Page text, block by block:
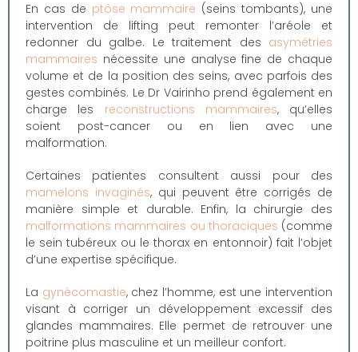
En cas de ptôse mammaire (seins tombants), une
intervention de lifting peut remonter l’aréole et
redonner du galbe. Le traitement des asymétries
mammaires nécessite une analyse fine de chaque
volume et de la position des seins, avec parfois des
gestes combinés. Le Dr Vairinho prend également en
charge les reconstructions mammaires, qu’elles
soient post-cancer ou en lien avec une
malformation.
Certaines patientes consultent aussi pour des
mamelons invaginés, qui peuvent être corrigés de
manière simple et durable. Enfin, la chirurgie des
malformations mammaires ou thoraciques (comme
le sein tubéreux ou le thorax en entonnoir) fait l’objet
d’une expertise spécifique.
La gynécomastie, chez l’homme, est une intervention
visant à corriger un développement excessif des
glandes mammaires. Elle permet de retrouver une
poitrine plus masculine et un meilleur confort.